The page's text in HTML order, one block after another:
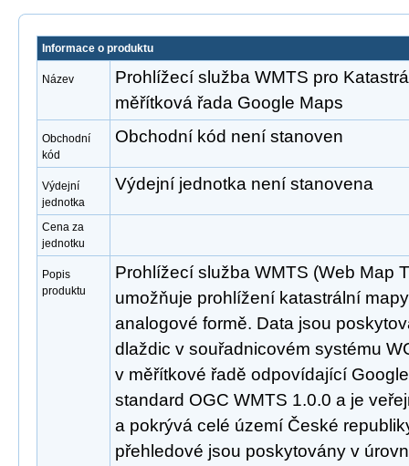
Informace o produktu
Název
Prohlížecí služba WMTS pro
měřítková řada Google Maps
Obchodní
kód
Obchodní kód není stanoven
Výdejní
jednotka
Výdejní jednotka není stanovena
Cena za
jednotku
Popis
produktu
Prohlížecí služba WMTS (Web Map
umožňuje prohlížení katastrální
analogové formě. Data jsou
dlaždic v souřadnicovém systému
v měřítkové řadě odpovídající
standard OGC WMTS 1.0.0 a je
a pokrývá celé území České
přehledové jsou poskytovány v